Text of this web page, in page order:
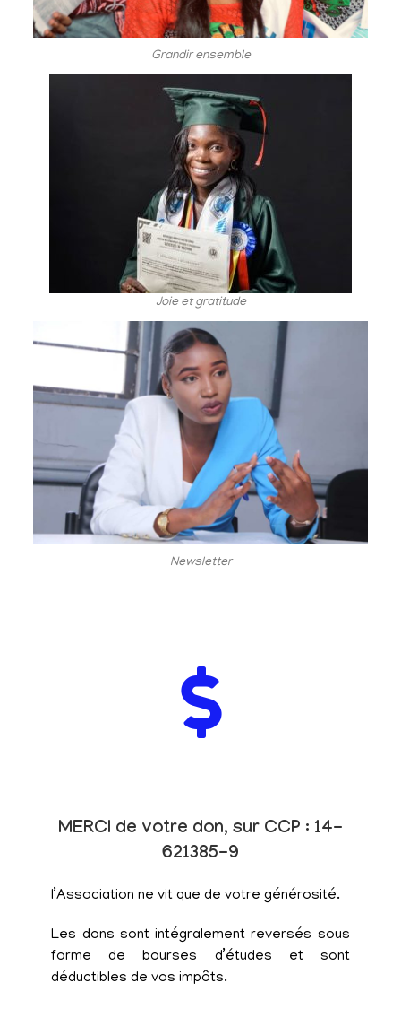
Grandir ensemble
Joie et gratitude
Newsletter
MERCI de votre don, sur CCP : 14-
621385-9
l’Association ne vit que de votre générosité.
Les dons sont intégralement reversés sous
forme de bourses d’études et sont
déductibles de vos impôts.